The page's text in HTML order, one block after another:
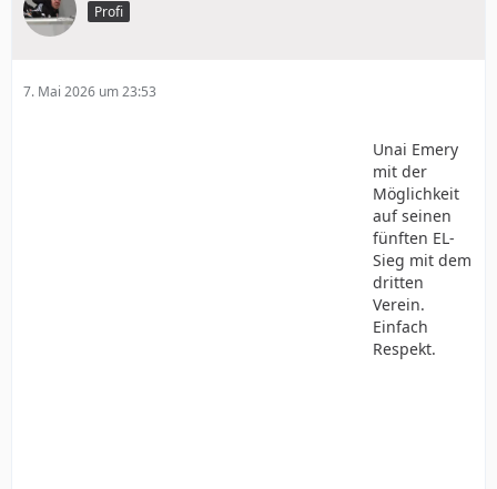
Profi
7. Mai 2026 um 23:53
Unai Emery
mit der
Möglichkeit
auf seinen
fünften EL-
Sieg mit dem
dritten
Verein.
Einfach
Respekt.